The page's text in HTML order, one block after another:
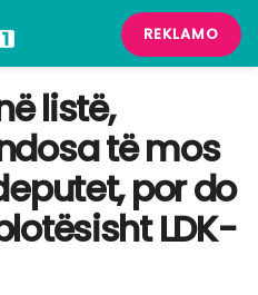
REKLAMO
listë,
të mos
por do
LDK-